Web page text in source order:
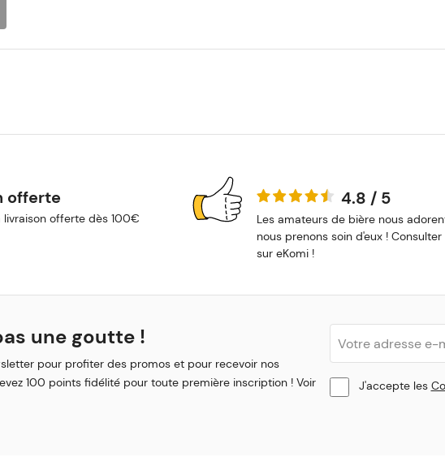
offerte
livraison offerte dès 100€
4.8 / 5
Les amateurs de bière nous
nous prenons soin d'eux ! Consulter
sur eKomi !
une goutte !
pour profiter des promos et pour recevoir nos
100 points fidélité pour toute première inscription ! Voir
J'accepte les